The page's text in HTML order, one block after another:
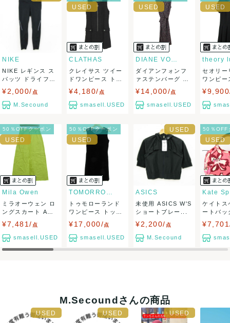
一箱毎に1500円、受注確定時に頂戴いたします。
決済方法
クレジットカード、メルペイ、銀行振込、PayPay、コンビ
出荷
送料： ¥1,800 (見込み)
送料表を確認する
こちらの出品者の商品を
¥20,000以上注文の場合送料無料に
なります
出荷目安：1週間程度
NIKE
NIKE レギンス ス
パッツ ドライフィ
¥2,000/ 点
M.Secound
CLATHAS
クレイサス ツイー
ドワンピース トッ
¥4,180/ 点
smasell.USED
DIANE VON FURSTENBE...
ダイアンフォンフ
ァステンバーグ ノ
ピ...
¥14,000/点
smasell.USED
theory
セオリー
ワンピー
50％OFFクーポン
Mila Owen
ミラオーウェン ロ
ングスカート Aラ
インスカート ...
¥7,481/ 点
smasell.USED
50％OFFクーポン
TOMORROWLAND
トゥモローランド
ワンピース トップ
ス ノースリー...
¥17,000/点
smasell.USED
ASICS
未使用 ASICS W'S
ショートブレー...
¥2,200/ 点
M.Secound
50％OFF
Kate
ケイトス
ートバ
カバン
M.Secoundさんの商品